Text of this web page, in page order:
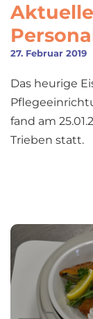
27. Februar 2019
Das heurige
fand am
Trieben statt.